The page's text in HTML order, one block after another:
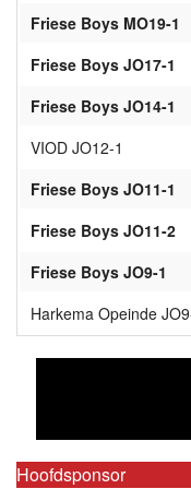
Friese Boys MO19-1
Friese Boys JO17-1
Friese Boys JO14-1
VIOD JO12-1
Friese Boys JO11-1
Friese Boys JO11-2
Friese Boys JO9-1
Harkema Opeinde
Hoofdsponsor